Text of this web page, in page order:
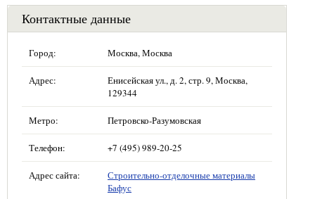
Контактные данные
Город: Москва, Москва
Адрес:
Енисейская ул., д. 2, стр. 9, Москва,
129344
Метро: Петровско-Разумовская
Телефон: +7 (495) 989-20-25
Адрес сайта:
Строительно-отделочные материалы
Бафус